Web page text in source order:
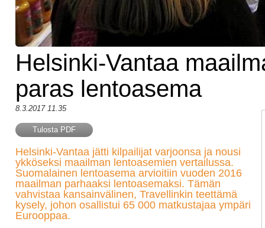
Helsinki-Vantaa
paras lentoasema
8.3.2017 11.35
Tulosta PDF
Helsinki-Vantaa jätti kilpailijat varjoonsa ja nousi
ykköseksi maailman lentoasemien vertailussa.
Suomalainen lentoasema arvioitiin vuoden 2016
maailman parhaaksi lentoasemaksi. Tämän
vahvistaa kansainvälinen, Travellinkin teettämä
kysely, johon osallistui 65 000 matkustajaa ympäri
Eurooppaa.